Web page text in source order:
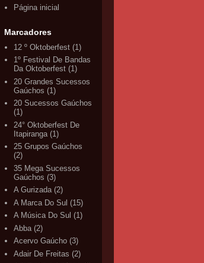
Página inicial
Marcadores
12 º Oktoberfest (1)
1º Festival De Bandas
Da Oktoberfest (1)
20 Grandes Sucessos
Gaúchos (1)
20 Sucessos Gaúchos
(1)
24° Oktoberfest De
Itapiranga (1)
25 Grupos Gaúchos
(2)
35 Mega Sucessos
Gaúchos (3)
A Gurizada (2)
A Marca Do Sul (15)
A Música Do Sul (1)
Abba (2)
Acervo Gaúcho (3)
Adair De Freitas (2)